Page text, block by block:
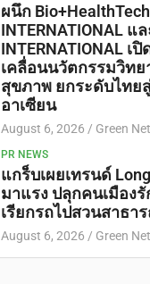
ผนึก Bio+HealthTech
INTERNATIONAL แ
INTERNATIONAL เ
เคลื่อนนวัตกรรมวิท
สุขภาพ ยกระดับไทย
อาเซียน
August 6, 2026 Green
PR NEWS
แกร็บเผยเทรนด์
มาแรง ปลุกคนเมือง
เรียกรถไปสวนสาธา
August 6, 2026 Green